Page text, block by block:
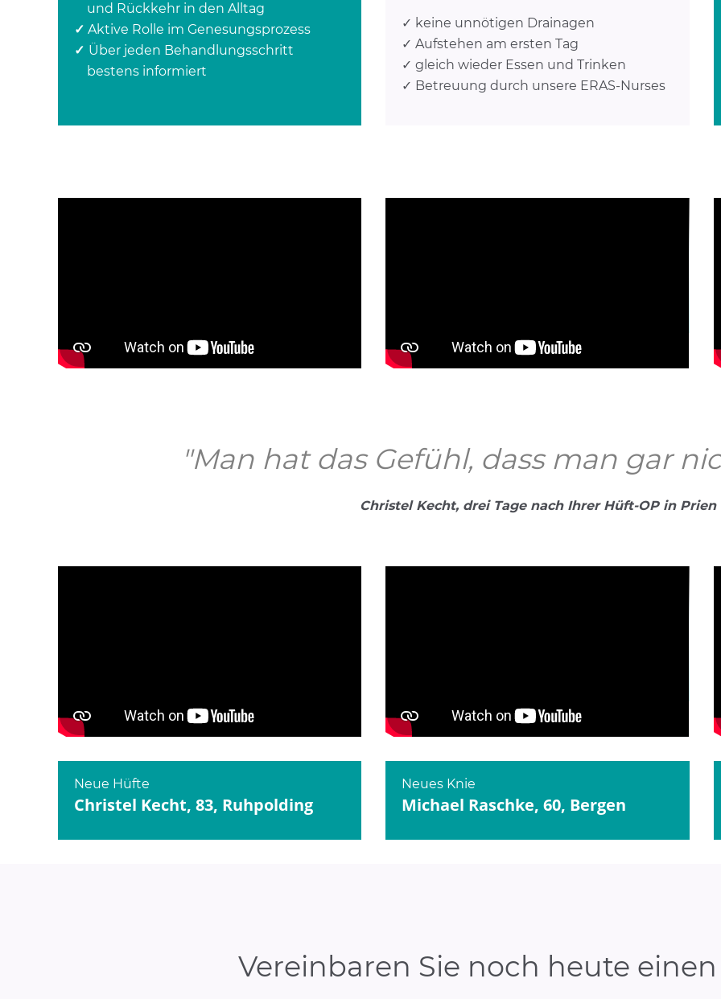
und Rückkehr in den Alltag
✓ Aktive Rolle im Genesungsprozess
✓ Über jeden Behandlungsschritt
bestens informiert
✓ keine unnötigen Drainagen
✓ Aufstehen am ersten Tag
✓ gleich wieder Essen und Trinken
✓ Betreuung durch unsere ERAS-Nurses
Bei Klick wird dieses Video von YouTube bereitgestellt.
Datenschutzerklärung
Bei Klick wird dieses Video von YouTube bereitgestellt.
Datenschutzerklärung
"Man hat das Gefühl, dass man gar
Christel Kecht, drei Tage nach Ihrer Hüft-OP in Prien
Bei Klick wird dieses Video von YouTube bereitgestellt.
Datenschutzerklärung
Neue Hüfte
Christel Kecht, 83, Ruhpolding
Bei Klick wird dieses Video von YouTube bereitgestellt.
Datenschutzerklärung
Neues Knie
Michael Raschke, 60, Bergen
Vereinbaren Sie noch heute